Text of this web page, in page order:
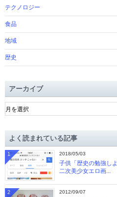
テクノロジー
食品
地域
歴史
アーカイブ
ア
ー
ブよく読まれている記事
2018/05/03
子供「歴史の勉強し
二次美少女エロ画...
1
2012/09/07
2